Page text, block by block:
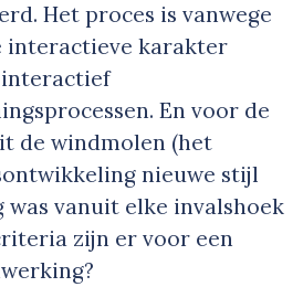
Het proces is vanwege
interactieve karakter
En voor de
de windmolen (het
nieuwe stijl
was vanuit elke invalshoek
zijn er voor een